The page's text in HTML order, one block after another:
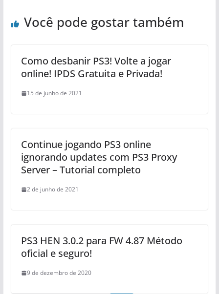
Você pode gostar também
Como desbanir PS3! Volte a jogar
online! IPDS Gratuita e Privada!
15 de junho de 2021
Continue jogando PS3 online
ignorando updates com PS3 Proxy
Server – Tutorial completo
2 de junho de 2021
PS3 HEN 3.0.2 para FW 4.87 Método
oficial e seguro!
9 de dezembro de 2020